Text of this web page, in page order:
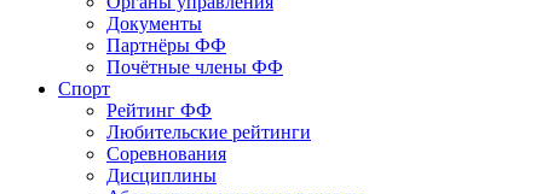
Документы
Партнёры ФФ
Почётные члены ФФ
Спорт
Рейтинг ФФ
Любительские рейтинги
Соревнования
Дисциплины